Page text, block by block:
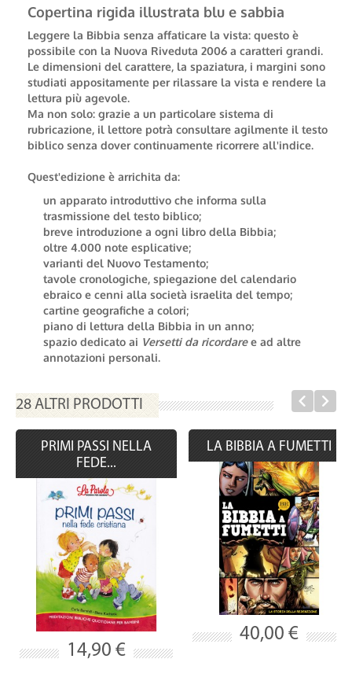
Copertina rigida illustrata blu e sabbia
Leggere la Bibbia senza affaticare la vista: questo è
possibile con la Nuova Riveduta 2006 a caratteri grandi.
Le dimensioni del carattere, la spaziatura, i margini sono
studiati appositamente per rilassare la vista e rendere la
lettura più agevole.
Ma non solo: grazie a un particolare sistema di
rubricazione, il lettore potrà consultare agilmente il testo
biblico senza dover continuamente ricorrere all'indice.
Quest'edizione è arrichita da:
un apparato introduttivo che informa sulla
trasmissione del testo biblico;
breve introduzione a ogni libro della Bibbia;
oltre 4.000 note esplicative;
varianti del Nuovo Testamento;
tavole cronologiche, spiegazione del calendario
ebraico e cenni alla società israelita del tempo;
cartine geografiche a colori;
piano di lettura della Bibbia in un anno;
spazio dedicato ai Versetti da ricordaree ad altre
annotazioni personali.
28 ALTRI PRODOTTI
PRIMI PASSI NELLA
FEDE...
14,90 €
LA BIBBIA A FUMETTI
40,00 €